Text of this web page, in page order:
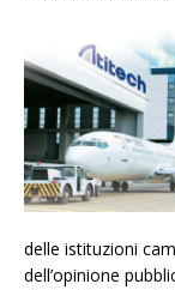
delle istituzioni
dell’opinione